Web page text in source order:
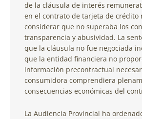
de la cláusula de interés
en el contrato de tarjeta de crédito
considerar que no superaba los
transparencia y abusividad. La
que la cláusula no fue negociada
que la entidad financiera no
información precontractual
consumidora comprendiera
consecuencias económicas del
La Audiencia Provincial ha